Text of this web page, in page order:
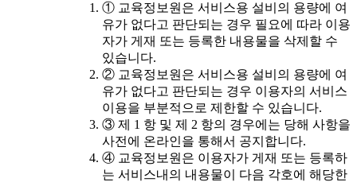
① 교육정보원은 서비스용 설비의 용량에 여
유가 없다고 판단되는 경우 필요에 따라 이용
자가 게재 또는 등록한 내용물을 삭제할 수
있습니다.
② 교육정보원은 서비스용 설비의 용량에 여
유가 없다고 판단되는 경우 이용자의 서비스
이용을 부분적으로 제한할 수 있습니다.
③ 제 1 항 및 제 2 항의 경우에는 당해 사항을
사전에 온라인을 통해서 공지합니다.
④ 교육정보원은 이용자가 게재 또는 등록하
는 서비스내의 내용물이 다음 각호에 해당한